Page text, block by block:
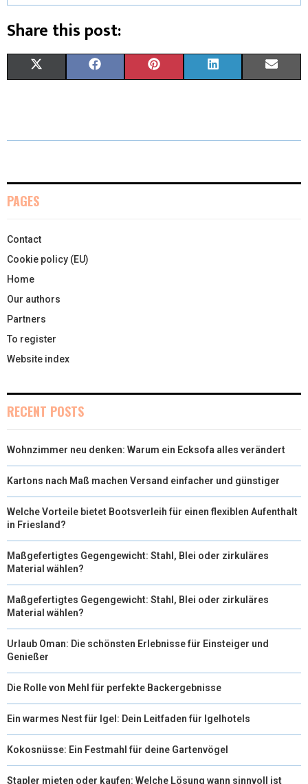
Share this post:
W
R
E T K I
PAGES
Contact
Cookie policy (EU)
Home
Our authors
Partners
To register
Website index
RECENT POSTS
Wohnzimmer neu denken: Warum ein Ecksofa alles verändert
Kartons nach Maß machen Versand einfacher und günstiger
Welche Vorteile bietet Bootsverleih für einen flexiblen Aufenthalt
in Friesland?
Maßgefertigtes Gegengewicht: Stahl, Blei oder zirkuläres
Material wählen?
Maßgefertigtes Gegengewicht: Stahl, Blei oder zirkuläres
Material wählen?
Urlaub Oman: Die schönsten Erlebnisse für Einsteiger und
Genießer
Die Rolle von Mehl für perfekte Backergebnisse
Ein warmes Nest für Igel: Dein Leitfaden für Igelhotels
Kokosnüsse: Ein Festmahl für deine Gartenvögel
Stapler mieten oder kaufen: Welche Lösung wann sinnvoll ist